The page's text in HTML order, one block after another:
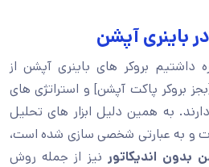
باینری آپشن
داشتیم بروکر های باینری آپشن از
بروکر پاکت آپشن] و استراتژی های
به همین دلیل ابزار های تحلیل
و به عبارتی شخصی سازی شده است،
بدون اندیکاتور نیز از جمله روش